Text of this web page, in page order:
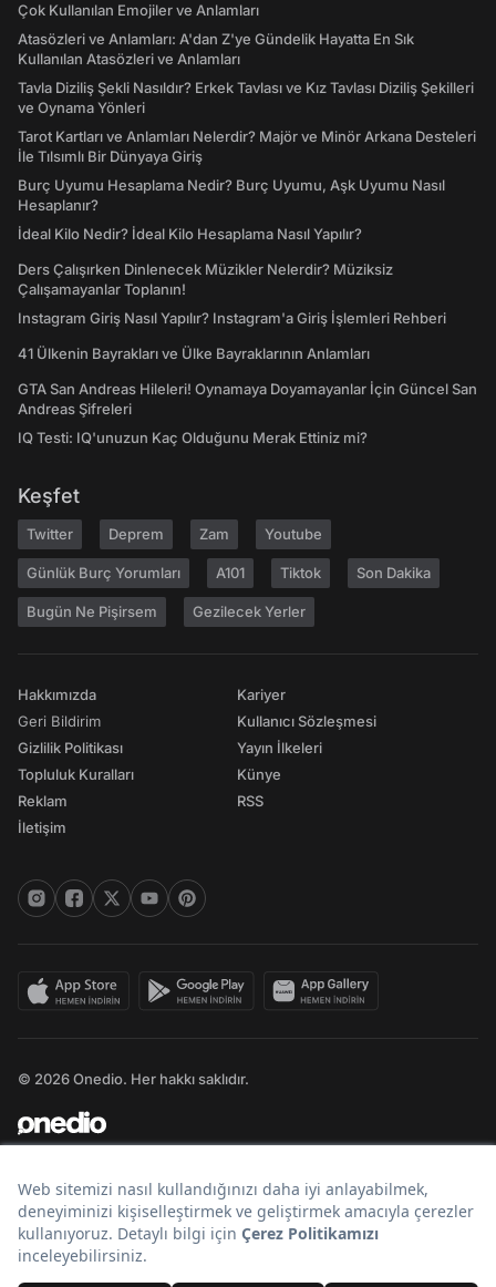
Çok Kullanılan Emojiler ve Anlamları
Atasözleri ve Anlamları: A'dan Z'ye Gündelik Hayatta En Sık
Kullanılan Atasözleri ve Anlamları
Tavla Diziliş Şekli Nasıldır? Erkek Tavlası ve Kız Tavlası Diziliş Şekilleri
ve Oynama Yönleri
Tarot Kartları ve Anlamları Nelerdir? Majör ve Minör Arkana Desteleri
İle Tılsımlı Bir Dünyaya Giriş
Burç Uyumu Hesaplama Nedir? Burç Uyumu, Aşk Uyumu Nasıl
Hesaplanır?
İdeal Kilo Nedir? İdeal Kilo Hesaplama Nasıl Yapılır?
Ders Çalışırken Dinlenecek Müzikler Nelerdir? Müziksiz
Çalışamayanlar Toplanın!
Instagram Giriş Nasıl Yapılır? Instagram'a Giriş İşlemleri Rehberi
41 Ülkenin Bayrakları ve Ülke Bayraklarının Anlamları
GTA San Andreas Hileleri! Oynamaya Doyamayanlar İçin Güncel San
Andreas Şifreleri
IQ Testi: IQ'unuzun Kaç Olduğunu Merak Ettiniz mi?
Keşfet
Twitter Deprem Zam Youtube
Günlük Burç Yorumları A101 Tiktok Son Dakika
Bugün Ne Pişirsem Gezilecek Yerler
Hakkımızda
Geri Bildirim
Gizlilik Politikası
Topluluk Kuralları
Reklam
İletişim
Kariyer
Kullanıcı Sözleşmesi
Yayın İlkeleri
Künye
RSS
© 2026 Onedio. Her hakkı saklıdır.
Bir markasıdır.